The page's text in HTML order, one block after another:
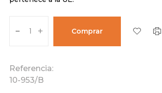
- + Comprar
Referencia:
10-953/B